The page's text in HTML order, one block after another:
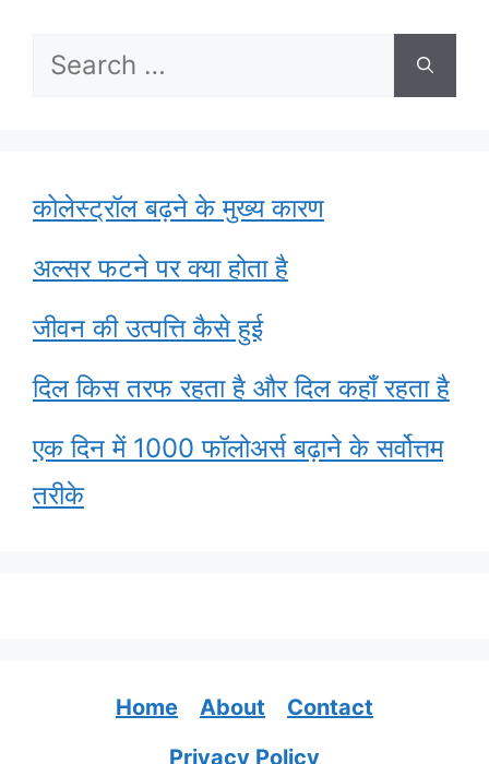
Search
कोलेस्ट्रॉल बढ़ने के मुख्य कारण
अल्सर फटने पर क्या होता है
जीवन की उत्पत्ति कैसे हुई
दिल किस तरफ रहता है और दिल कहाँ रहता है
एक दिन में 1000 फॉलोअर्स बढ़ाने के सर्वोत्तम
तरीके
Home About
Contact
Privacy Policy